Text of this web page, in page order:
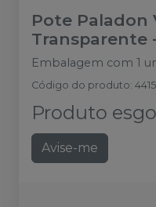
Pote Paladon
Transparente
Embalagem com 1
Código do produto:
Produto
Avise-me